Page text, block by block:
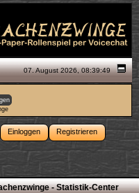
07. August 2026, 08:39:49
Einloggen Registrieren
- Statistik-Center